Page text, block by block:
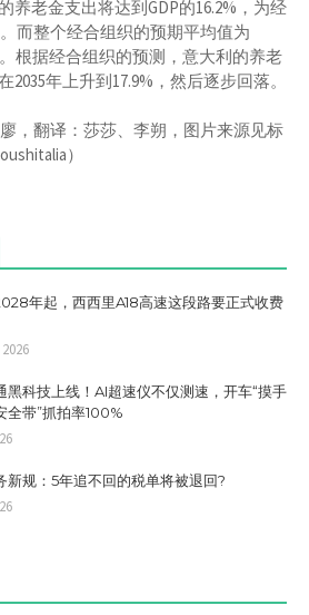
养老金支出将达到GDP的16.2%，为经
而整个经合组织的预期平均值为
根据经合组织的预测，意大利的养老
2035年上升到17.9%，然后逐步回落。
，翻译：莎莎、李朔，图片来源见标
）
年起，西西里A18高速这段路要正式收费
黑科技上线！AI超速仪不仅测速，开车“摸手
全带”抓拍率100%
新规：5年追不回的税单将被退回?